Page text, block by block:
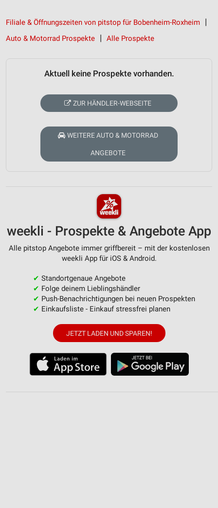
Filiale & Öffnungszeiten von pitstop für Bobenheim-Roxheim
Auto & Motorrad Prospekte
Alle Prospekte
Aktuell keine Prospekte vorhanden.
ZUR HÄNDLER-WEBSEITE
WEITERE AUTO & MOTORRAD
ANGEBOTE
weekli - Prospekte & Angebote App
Alle pitstop Angebote immer griffbereit – mit der kostenlosen
weekli App für iOS & Android.
✔ Standortgenaue Angebote
✔ Folge deinem Lieblingshändler
✔ Push-Benachrichtigungen bei neuen Prospekten
✔ Einkaufsliste - Einkauf stressfrei planen
JETZT LADEN UND SPAREN!